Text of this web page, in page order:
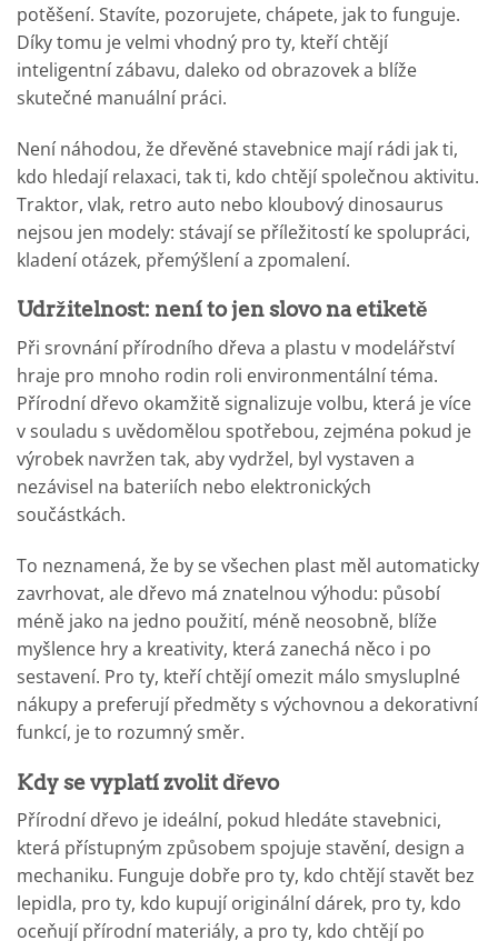
potěšení. Stavíte, pozorujete, chápete, jak to funguje.
Díky tomu je velmi vhodný pro ty, kteří chtějí
inteligentní zábavu, daleko od obrazovek a blíže
skutečné manuální práci.
Není náhodou, že dřevěné stavebnice mají rádi jak ti,
kdo hledají relaxaci, tak ti, kdo chtějí společnou aktivitu.
Traktor, vlak, retro auto nebo kloubový dinosaurus
nejsou jen modely: stávají se příležitostí ke spolupráci,
kladení otázek, přemýšlení a zpomalení.
Udržitelnost: není to jen slovo na etiketě
Při srovnání přírodního dřeva a plastu v modelářství
hraje pro mnoho rodin roli environmentální téma.
Přírodní dřevo okamžitě signalizuje volbu, která je více
v souladu s uvědomělou spotřebou, zejména pokud je
výrobek navržen tak, aby vydržel, byl vystaven a
nezávisel na bateriích nebo elektronických
součástkách.
To neznamená, že by se všechen plast měl automaticky
zavrhovat, ale dřevo má znatelnou výhodu: působí
méně jako na jedno použití, méně neosobně, blíže
myšlence hry a kreativity, která zanechá něco i po
sestavení. Pro ty, kteří chtějí omezit málo smysluplné
nákupy a preferují předměty s výchovnou a dekorativní
funkcí, je to rozumný směr.
Kdy se vyplatí zvolit dřevo
Přírodní dřevo je ideální, pokud hledáte stavebnici,
která přístupným způsobem spojuje stavění, design a
mechaniku. Funguje dobře pro ty, kdo chtějí stavět bez
lepidla, pro ty, kdo kupují originální dárek, pro ty, kdo
oceňují přírodní materiály, a pro ty, kdo chtějí po